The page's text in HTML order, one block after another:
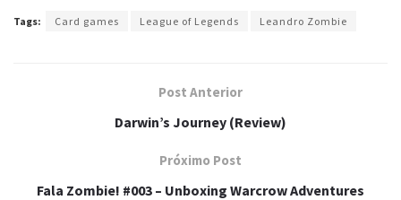
Tags: Card games League of Legends Leandro Zombie
Post Anterior
Darwin’s Journey (Review)
Próximo Post
Fala Zombie! #003 – Unboxing Warcrow Adventures